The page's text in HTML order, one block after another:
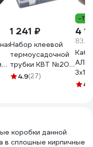
1 241 ₽
Набор клеевой
термоусадочной
трубки КВТ №20
86582
4.9(27)
-11%
4
м 4.7
коробки данной
в сплошные кирпичные